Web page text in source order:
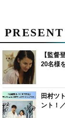
PRESENT
【監督
20名様
田村ツ
ント！